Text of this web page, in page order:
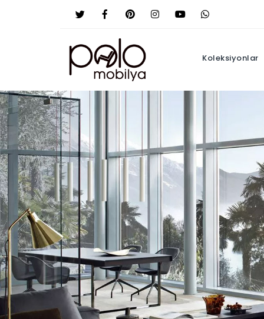
Koleksiyonlar